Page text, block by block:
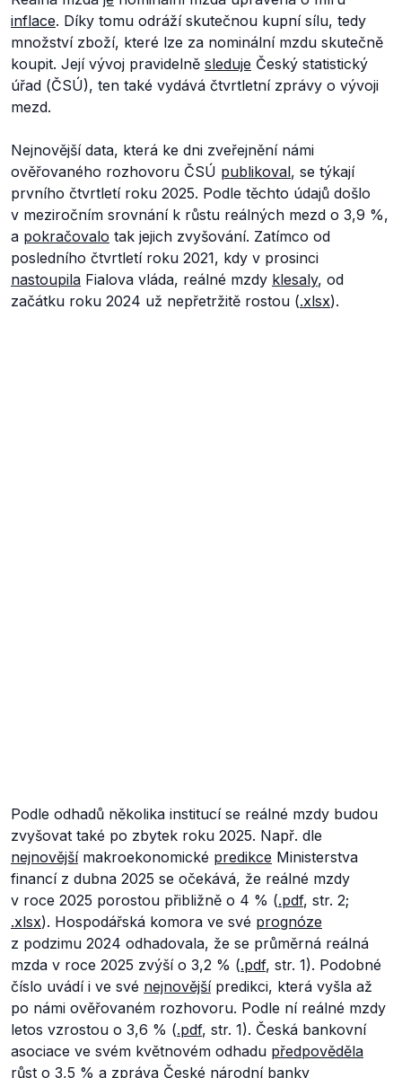
inflace. Díky tomu odráží skutečnou kupní sílu, tedy
množství zboží, které lze za nominální mzdu skutečně
koupit. Její vývoj pravidelně sleduje Český statistický
úřad (ČSÚ), ten také vydává čtvrtletní zprávy o vývoji
mezd.
Nejnovější data, která ke dni zveřejnění námi
ověřovaného rozhovoru ČSÚ publikoval, se týkají
prvního čtvrtletí roku 2025. Podle těchto údajů došlo
v meziročním srovnání k růstu reálných mezd o 3,9 %,
a pokračovalo tak jejich zvyšování. Zatímco od
posledního čtvrtletí roku 2021, kdy v prosinci
nastoupila Fialova vláda, reálné mzdy klesaly, od
začátku roku 2024 už nepřetržitě rostou (.xlsx).
Podle odhadů několika institucí se reálné mzdy budou
zvyšovat také po zbytek roku 2025. Např. dle
nejnovějšímakroekonomické predikce Ministerstva
financí z dubna 2025 se očekává, že reálné mzdy
v roce 2025 porostou přibližně o 4 % (.pdf, str. 2;
.xlsx). Hospodářská komora ve své prognóze
z podzimu 2024 odhadovala, že se průměrná reálná
mzda v roce 2025 zvýší o 3,2 % (.pdf, str. 1). Podobné
číslo uvádí i ve své nejnovějšípredikci, která vyšla až
po námi ověřovaném rozhovoru. Podle ní reálné mzdy
letos vzrostou o 3,6 % (.pdf, str. 1). Česká bankovní
asociace ve svém květnovém odhadu předpověděla
růst o 3,5 % a zpráva České národní banky